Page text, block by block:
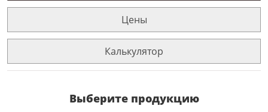
Цены
Калькулятор
Выберите продукцию